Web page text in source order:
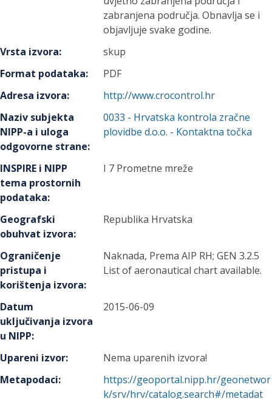
zabranjena područja. Obnavlja se i
objavljuje svake godine.
Vrsta izvora:
skup
Format podataka:
PDF
Adresa izvora:
http://www.crocontrol.hr
Naziv subjekta
NIPP-a i uloga
odgovorne strane:
0033 - Hrvatska kontrola zračne
plovidbe d.o.o. - Kontaktna točka
INSPIRE i NIPP
tema prostornih
podataka:
I 7 Prometne mreže
Geografski
obuhvat izvora:
Republika Hrvatska
Ograničenje
pristupa i
korištenja izvora:
Naknada, Prema AIP RH; GEN 3.2.5
List of aeronautical chart available.
Datum
uključivanja izvora
u NIPP:
2015-06-09
Upareni izvor:
Nema uparenih izvora!
Metapodaci:
https://geoportal.nipp.hr/geonetwor
k/srv/hrv/catalog.search#/metadat